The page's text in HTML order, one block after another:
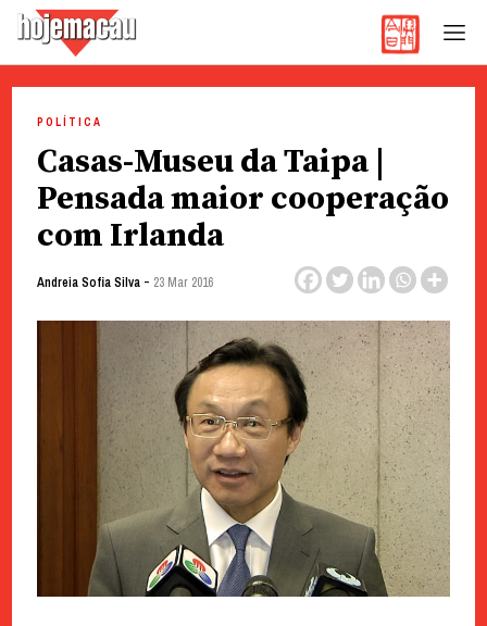
content
POLÍTICA
Casas-Museu da Taipa |
Pensada maior cooperação
com Irlanda
Andreia Sofia Silva- 23 Mar 2016